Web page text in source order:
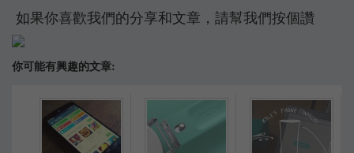
如果你喜歡我們的分享和文章，請幫我們按個讚
你可能有興趣的文章: